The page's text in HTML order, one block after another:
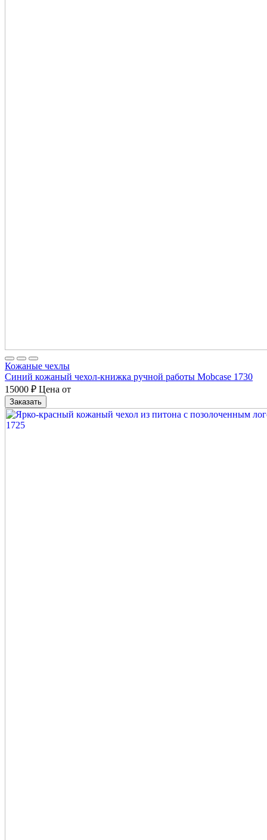
Кожаные чехлы
Синий кожаный чехол-книжка ручной работы Mobcase 1730
15000 ₽ Цена от
Заказать